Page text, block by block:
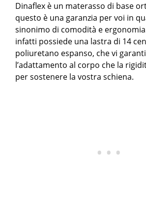
Dinaflex è un materasso di base
questo è una garanzia per voi in
sinonimo di comodità e
infatti possiede una lastra di 14
poliuretano espanso, che vi
l’adattamento al corpo che la
per sostenere la vostra schiena.